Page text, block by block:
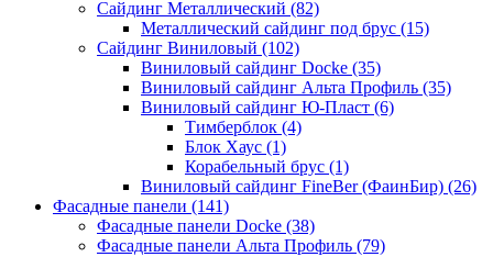
Сайдинг Металлический (82)
Металлический сайдинг под брус (15)
Сайдинг Виниловый (102)
Виниловый сайдинг Docke (35)
Виниловый сайдинг Альта Профиль (35)
Виниловый сайдинг Ю-Пласт (6)
Тимберблок (4)
Блок Хаус (1)
Корабельный брус (1)
Виниловый сайдинг FineBer (ФаинБир) (26)
Фасадные панели (141)
Фасадные панели Docke (38)
Фасадные панели Альта Профиль (79)